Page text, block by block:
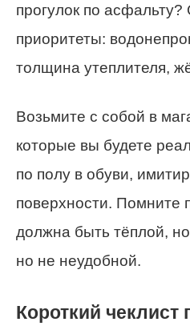
прогулок по асфальту?
приоритеты:
толщина утеплителя,
Возьмите с собой в
которые вы будете
по полу в обуви,
поверхности. Помните
должна быть тёплой,
но не неудобной.
Короткий чеклист